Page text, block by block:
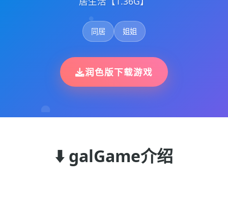
同居 姐姐
润色版下载游戏
⬇️ galGame介绍